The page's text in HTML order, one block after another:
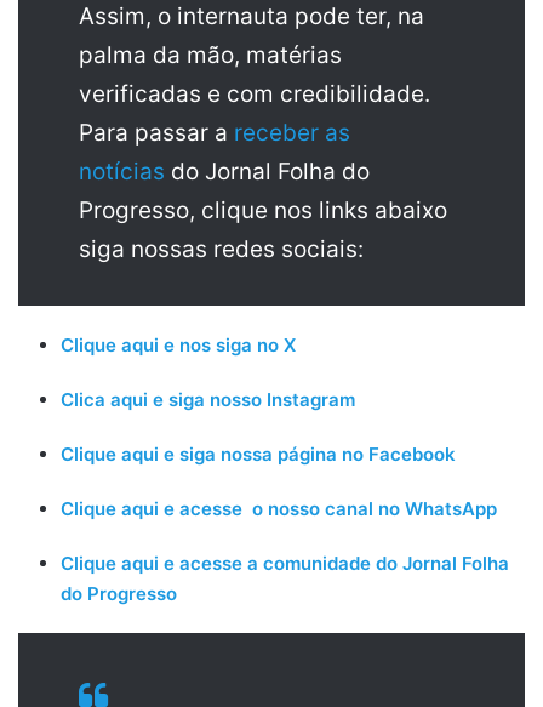
Assim, o internauta pode ter, na
palma da mão, matérias
verificadas e com credibilidade.
Para passar a receber as
notícias do Jornal Folha do
Progresso, clique nos links abaixo
siga nossas redes sociais:
Clique aqui e nos siga no X
Clica aqui e siga nosso Instagram
Clique aqui e siga nossa página no Facebook
Clique aqui e acesse o nosso canal no WhatsApp
Clique aqui e acesse a comunidade do Jornal Folha
do Progresso